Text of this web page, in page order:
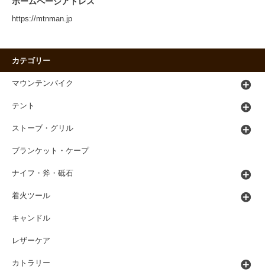
https://mtnman.jp
カテゴリー
マウンテンバイク
テント
ストーブ・グリル
ブランケット・ケープ
ナイフ・斧・砥石
着火ツール
キャンドル
レザーケア
カトラリー